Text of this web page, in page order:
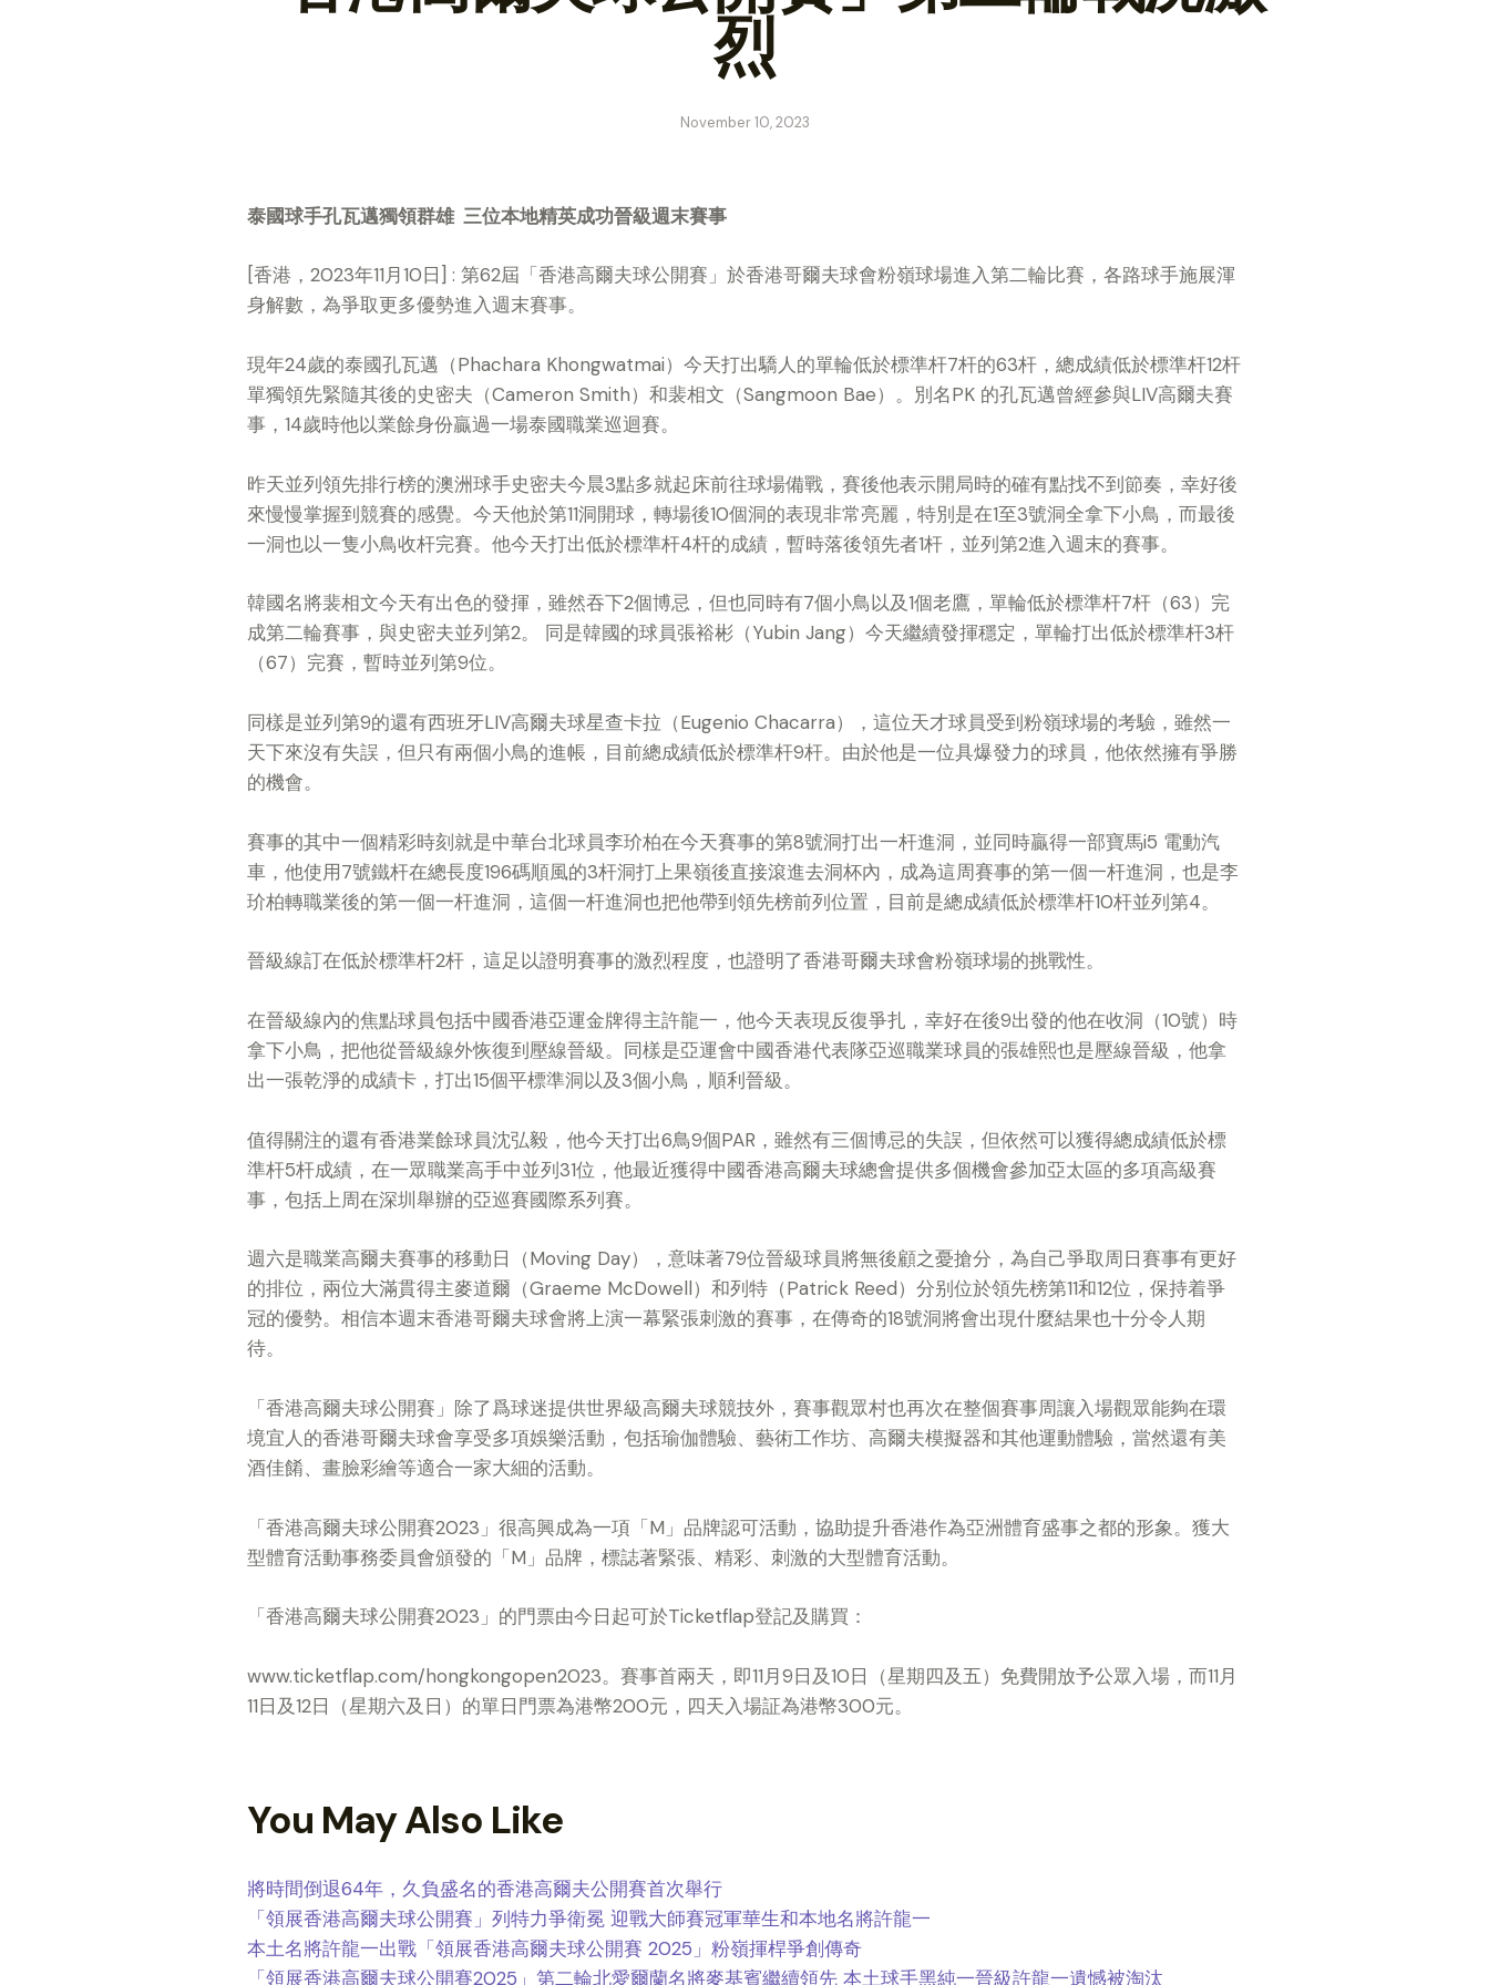
烈
November 10, 2023
泰國球手孔瓦邁獨領群雄 三位本地精英成功晉級週末賽事
[香港，2023年11月10日] : 第62屆「香港高爾夫球公開賽」於香港哥爾夫球會粉嶺球場進入第二輪比賽，各路球手施展渾
身解數，為爭取更多優勢進入週末賽事。
現年24歲的泰國孔瓦邁（Phachara Khongwatmai）今天打出驕人的單輪低於標準杆7杆的63杆，總成績低於標準杆12杆
單獨領先緊隨其後的史密夫（Cameron Smith）和裴相文（Sangmoon Bae）。別名PK 的孔瓦邁曾經參與LIV高爾夫賽
事，14歲時他以業餘身份贏過一場泰國職業巡迴賽。
昨天並列領先排行榜的澳洲球手史密夫今晨3點多就起床前往球場備戰，賽後他表示開局時的確有點找不到節奏，幸好後
來慢慢掌握到競賽的感覺。今天他於第11洞開球，轉場後10個洞的表現非常亮麗，特別是在1至3號洞全拿下小鳥，而最後
一洞也以一隻小鳥收杆完賽。他今天打出低於標準杆4杆的成績，暫時落後領先者1杆，並列第2進入週末的賽事。
韓國名將裴相文今天有出色的發揮，雖然吞下2個博忌，但也同時有7個小鳥以及1個老鷹，單輪低於標準杆7杆（63）完
成第二輪賽事，與史密夫並列第2。 同是韓國的球員張裕彬（Yubin Jang）今天繼續發揮穩定，單輪打出低於標準杆3杆
（67）完賽，暫時並列第9位。
同樣是並列第9的還有西班牙LIV高爾夫球星查卡拉（Eugenio Chacarra），這位天才球員受到粉嶺球場的考驗，雖然一
天下來沒有失誤，但只有兩個小鳥的進帳，目前總成績低於標準杆9杆。由於他是一位具爆發力的球員，他依然擁有爭勝
的機會。
賽事的其中一個精彩時刻就是中華台北球員李玠柏在今天賽事的第8號洞打出一杆進洞，並同時贏得一部寶馬i5 電動汽
車，他使用7號鐵杆在總長度196碼順風的3杆洞打上果嶺後直接滾進去洞杯內，成為這周賽事的第一個一杆進洞，也是李
玠柏轉職業後的第一個一杆進洞，這個一杆進洞也把他帶到領先榜前列位置，目前是總成績低於標準杆10杆並列第4。
晉級線訂在低於標準杆2杆，這足以證明賽事的激烈程度，也證明了香港哥爾夫球會粉嶺球場的挑戰性。
在晉級線內的焦點球員包括中國香港亞運金牌得主許龍一，他今天表現反復爭扎，幸好在後9出發的他在收洞（10號）時
拿下小鳥，把他從晉級線外恢復到壓線晉級。同樣是亞運會中國香港代表隊亞巡職業球員的張雄熙也是壓線晉級，他拿
出一張乾淨的成績卡，打出15個平標準洞以及3個小鳥，順利晉級。
值得關注的還有香港業餘球員沈弘毅，他今天打出6鳥9個PAR，雖然有三個博忌的失誤，但依然可以獲得總成績低於標
準杆5杆成績，在一眾職業高手中並列31位，他最近獲得中國香港高爾夫球總會提供多個機會參加亞太區的多項高級賽
事，包括上周在深圳舉辦的亞巡賽國際系列賽。
週六是職業高爾夫賽事的移動日（Moving Day），意味著79位晉級球員將無後顧之憂搶分，為自己爭取周日賽事有更好
的排位，兩位大滿貫得主麥道爾（Graeme McDowell）和列特（Patrick Reed）分别位於領先榜第11和12位，保持着爭
冠的優勢。相信本週末香港哥爾夫球會將上演一幕緊張刺激的賽事，在傳奇的18號洞將會出現什麼結果也十分令人期
待。
「香港高爾夫球公開賽」除了爲球迷提供世界級高爾夫球競技外，賽事觀眾村也再次在整個賽事周讓入場觀眾能夠在環
境宜人的香港哥爾夫球會享受多項娛樂活動，包括瑜伽體驗、藝術工作坊、高爾夫模擬器和其他運動體驗，當然還有美
酒佳餚、畫臉彩繪等適合一家大細的活動。
「香港高爾夫球公開賽2023」很高興成為一項「M」品牌認可活動，協助提升香港作為亞洲體育盛事之都的形象。獲大
型體育活動事務委員會頒發的「M」品牌，標誌著緊張、精彩、刺激的大型體育活動。
「香港高爾夫球公開賽2023」的門票由今日起可於Ticketflap登記及購買：
www.ticketflap.com/hongkongopen2023。賽事首兩天，即11月9日及10日（星期四及五）免費開放予公眾入場，而11月
11日及12日（星期六及日）的單日門票為港幣200元，四天入場証為港幣300元。
You May Also Like
將時間倒退64年，久負盛名的香港高爾夫公開賽首次舉行
「領展香港高爾夫球公開賽」列特力爭衛冕 迎戰大師賽冠軍華生和本地名將許龍一
本土名將許龍一出戰「領展香港高爾夫球公開賽 2025」粉嶺揮桿爭創傳奇
「領展香港高爾夫球公開賽2025」第二輪北愛爾蘭名將⿆基賓繼續領先 本土球手黑純一晉級許龍一遺憾被淘汰